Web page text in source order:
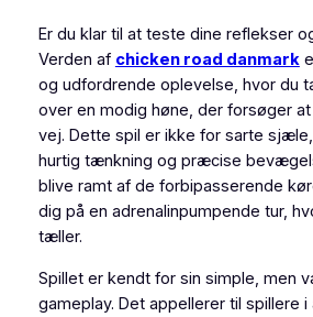
Er du klar til at teste dine reflekser
Verden af chicken road danmark
og udfordrende oplevelse, hvor du
over en modig høne, der forsøger
vej. Dette spil er ikke for sarte
hurtig tænkning og præcise
blive ramt af de forbipasserende
dig på en adrenalinpumpende tur,
tæller.
Spillet er kendt for sin simple, men
gameplay. Det appellerer til spillere i